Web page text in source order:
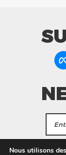
Nous utilisons